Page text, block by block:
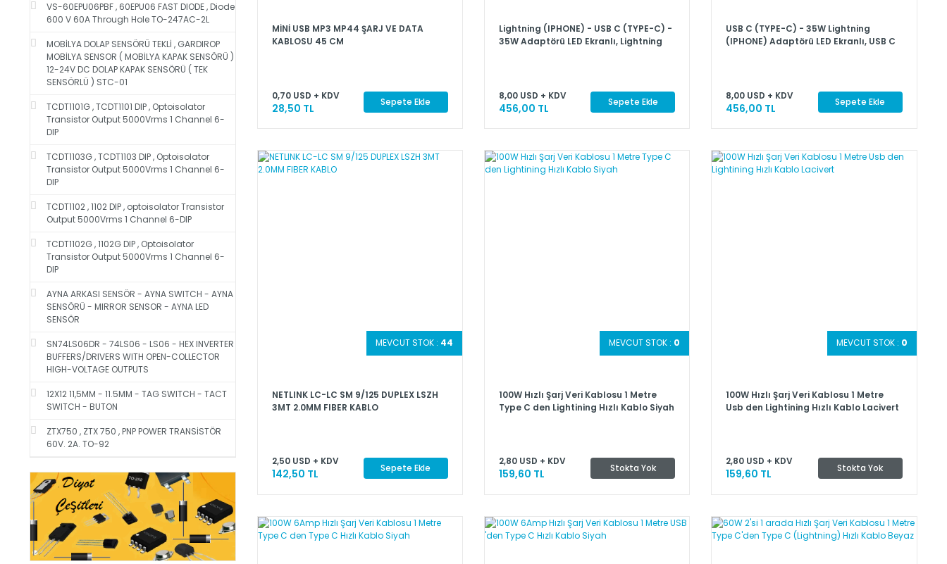
VS-60EPU06PBF , 60EPU06 FAST DIODE , Diode
600 V 60A Through Hole TO-247AC-2L
MOBİLYA DOLAP SENSÖRÜ TEKLİ , GARDIROP
MOBİLYA SENSOR ( MOBİLYA KAPAK SENSÖRÜ )
12-24V DC DOLAP KAPAK SENSÖRÜ ( TEK
SENSÖRLÜ ) STC-01
TCDT1101G , TCDT1101 DIP , Optoisolator
Transistor Output 5000Vrms 1 Channel 6-
DIP
TCDT1103G , TCDT1103 DIP , Optoisolator
Transistor Output 5000Vrms 1 Channel 6-
DIP
TCDT1102 , 1102 DIP , optoisolator Transistor
Output 5000Vrms 1 Channel 6-DIP
TCDT1102G , 1102G DIP , Optoisolator
Transistor Output 5000Vrms 1 Channel 6-
DIP
AYNA ARKASI SENSÖR - AYNA SWITCH - AYNA
SENSÖRÜ - MIRROR SENSOR - AYNA LED
SENSÖR
SN74LS06DR - 74LS06 - LS06 - HEX INVERTER
BUFFERS/DRIVERS WITH OPEN-COLLECTOR
HIGH-VOLTAGE OUTPUTS
12X12 11,5MM - 11.5MM - TAG SWITCH - TACT
SWITCH - BUTON
ZTX750 , ZTX 750 , PNP POWER TRANSİSTÖR
60V. 2A. TO-92
MİNİ USB MP3 MP44 ŞARJ VE DATA
KABLOSU 45 CM
0,70 USD + KDV
28,50 TL Sepete Ekle
Lightning (IPHONE) - USB C (TYPE-C) -
35W Adaptörü LED Ekranlı, Lightning
8,00 USD + KDV
456,00 TL Sepete Ekle
USB C (TYPE-C) - 35W Lightning
(IPHONE) Adaptörü LED Ekranlı, USB C
8,00 USD + KDV
456,00 TL Sepete Ekle
MEVCUT STOK : 44
NETLINK LC-LC SM 9/125 DUPLEX LSZH
3MT 2.0MM FIBER KABLO
2,50 USD + KDV
142,50 TL Sepete Ekle
MEVCUT STOK : 0
100W Hızlı Şarj Veri Kablosu 1 Metre
Type C den Lightining Hızlı Kablo Siyah
2,80 USD + KDV
159,60 TL Stokta Yok
MEVCUT STOK : 0
100W Hızlı Şarj Veri Kablosu 1 Metre
Usb den Lightining Hızlı Kablo Lacivert
2,80 USD + KDV
159,60 TL Stokta Yok